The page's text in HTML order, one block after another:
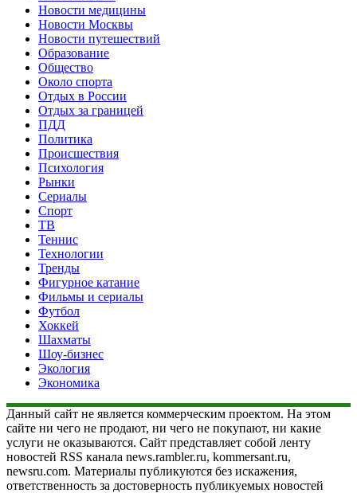
Новости медицины
Новости Москвы
Новости путешествий
Образование
Общество
Около спорта
Отдых в России
Отдых за границей
ПДД
Политика
Происшествия
Психология
Рынки
Сериалы
Спорт
ТВ
Теннис
Технологии
Тренды
Фигурное катание
Фильмы и сериалы
Футбол
Хоккей
Шахматы
Шоу-бизнес
Экология
Экономика
Данный сайт не является коммерческим проектом. На этом
сайте ни чего не продают, ни чего не покупают, ни какие
услуги не оказываются. Сайт представляет собой ленту
новостей RSS канала news.rambler.ru, kommersant.ru,
newsru.com. Материалы публикуются без искажения,
ответственность за достоверность публикуемых новостей